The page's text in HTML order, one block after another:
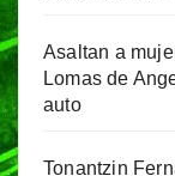
Asaltan a
Lomas de
auto
Tonantzin